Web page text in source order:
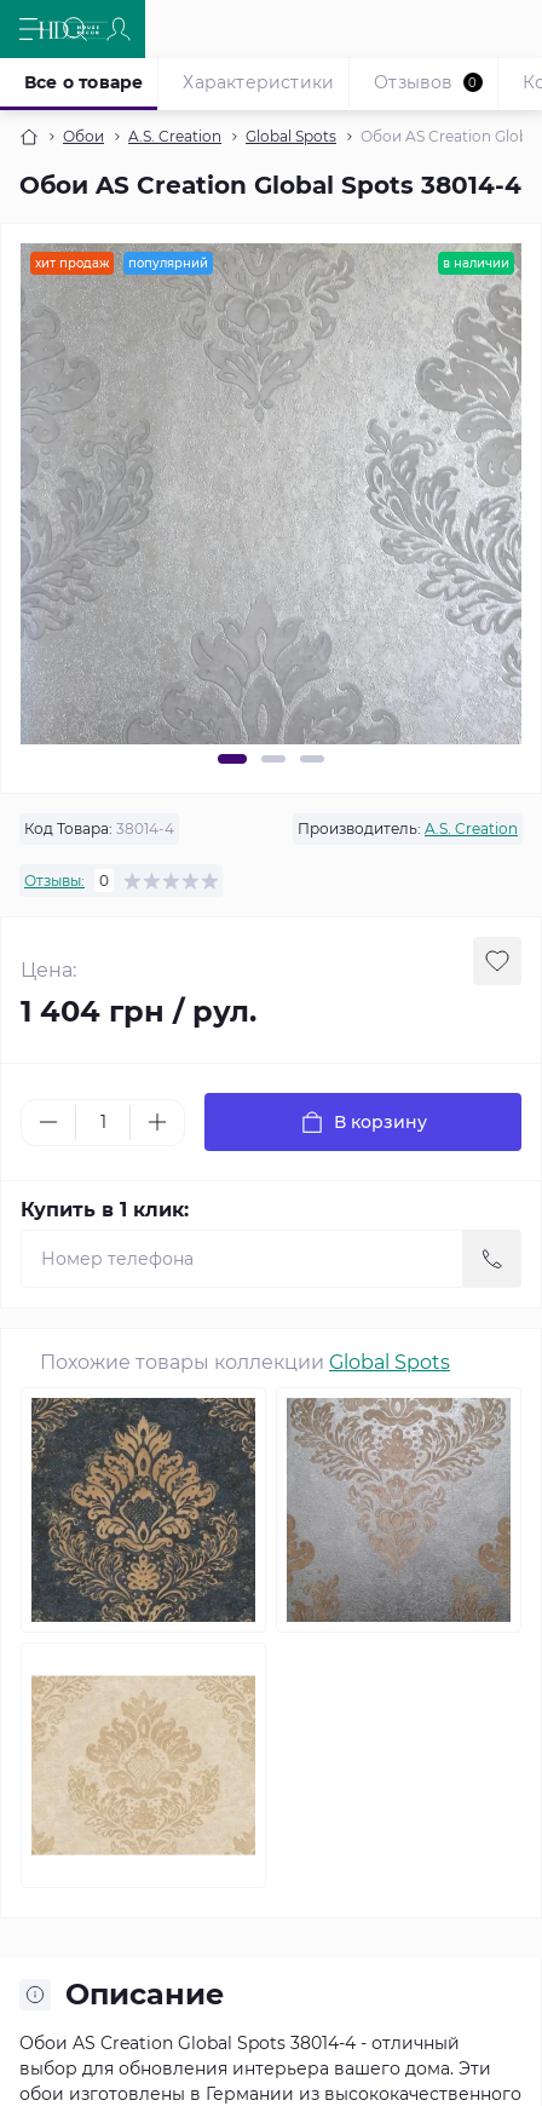
Обои A.S. Creation Global Spots Обои AS Creation
Обои AS Creation Global Spots 38014-4
Все о товаре Характеристики Отзывов 0
хит продаж популярний в наличии
Код Товара: 38014-4 Производитель: A.S. Creation
Отзывы: 0
Цена:
1 404 грн / рул.
В корзину
Купить в 1 клик:
Похожие товары коллекции Global Spots
Описание
Обои AS Creation Global Spots 38014-4 - отличный
выбор для обновления интерьера вашего дома. Эти
обои изготовлены в Германии из высококачественного